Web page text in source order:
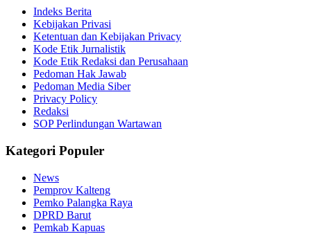
Indeks Berita
Kebijakan Privasi
Ketentuan dan Kebijakan Privacy
Kode Etik Jurnalistik
Kode Etik Redaksi dan Perusahaan
Pedoman Hak Jawab
Pedoman Media Siber
Privacy Policy
Redaksi
SOP Perlindungan Wartawan
Kategori Populer
News
Pemprov Kalteng
Pemko Palangka Raya
DPRD Barut
Pemkab Kapuas